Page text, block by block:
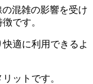
混雑の影響を受け
です。
適に利用できるよ
ットです。